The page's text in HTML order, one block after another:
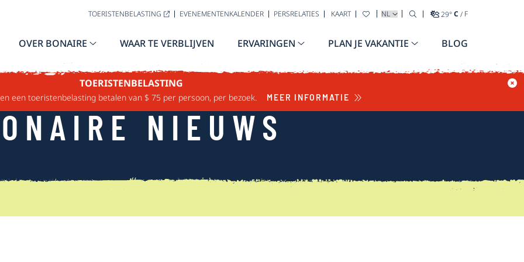
TOERISTENBELASTING EVENEMENTENKALENDER PERSRELATIES KAART TAAL SELECTEREN 29°C / F
OVER BONAIRE WAAR TE VERBLIJVEN ERVARINGEN PLAN JE VAKANTIE BLOG
TOERISTENBELASTING
een toeristenbelasting betalen van $ 75 per persoon, per bezoek. MEER INFORMATIE
NIEUWS